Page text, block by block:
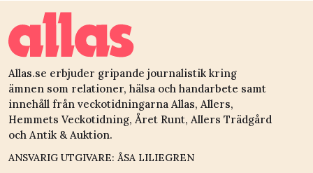
Allas.se erbjuder gripande journalistik kring
ämnen som relationer, hälsa och handarbete samt
innehåll från veckotidningarna Allas, Allers,
Hemmets Veckotidning, Året Runt, Allers Trädgård
och Antik & Auktion.
ANSVARIG UTGIVARE: ÅSA LILIEGREN